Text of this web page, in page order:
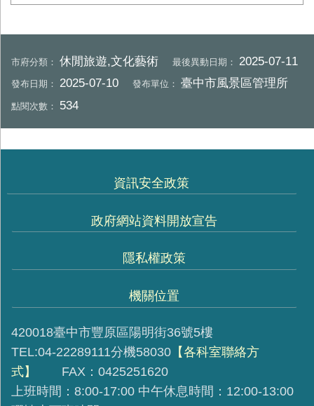
市府分類：休閒旅遊,文化藝術 最後異動日期：2025-07-11
發布日期：2025-07-10 發布單位：臺中市風景區管理所
點閱次數： 534
資訊安全政策
政府網站資料開放宣告
隱私權政策
機關位置
420018臺中市豐原區陽明街36號5樓
TEL:04-22289111分機58030 【各科室聯絡方
式】
FAX：0425251620
上班時間：8:00-17:00 中午休息時間：12:00-13:00